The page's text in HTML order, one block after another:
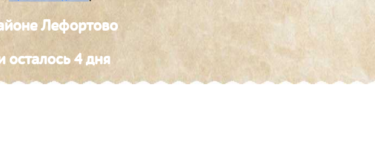
Лефортово
осталось 4 дня